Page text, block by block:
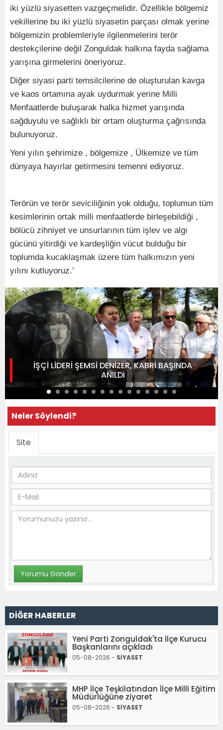
iki yüzlü siyasetten vazgeçmelidir. Özellikle bölgemiz
vekillerine bu iki yüzlü siyasetin parçası olmak yerine
bölgemizin problemleriyle ilgilenmelerini terör
destekçilerine değil Zonguldak halkına fayda sağlama
yarışına girmelerini öneriyoruz.
Diğer siyasi parti temsilcilerine de oluşturulan kavga
ve kaos ortamına ayak uydurmak yerine Milli
Menfaatlerde buluşarak halka hizmet yarışında
sağduyulu ve sağlıklı bir ortam oluşturma çağrısında
bulunuyoruz.
Yeni yılın şehrimize , bölgemize , Ülkemize ve tüm
dünyaya hayırlar getirmesini temenni ediyoruz.
Terörün ve terör seviciliğinin yok olduğu, toplumun tüm
kesimlerinin ortak milli menfaatlerde birleşebildiği ,
bölücü zihniyet ve unsurlarının tüm işlev ve algı
gücünü yitirdiği ve kardeşliğin vücut bulduğu bir
toplumda kucaklaşmak üzere tüm halkımızın yeni
yılını kutluyoruz.’
İŞÇİ LİDERİ ŞEMSİ DENİZER, KABRİ BAŞINDA
ANILDI
Neler Söylendi?
Site
DİĞER HABERLER
Yeni Parti Zonguldak'ta İlçe Kurucu
Başkanlarını açıkladı
05-08-2026 - SİYASET
MHP İlçe Teşkilatından İlçe Milli Eğitim
Müdürlüğüne ziyaret
05-08-2026 - SİYASET